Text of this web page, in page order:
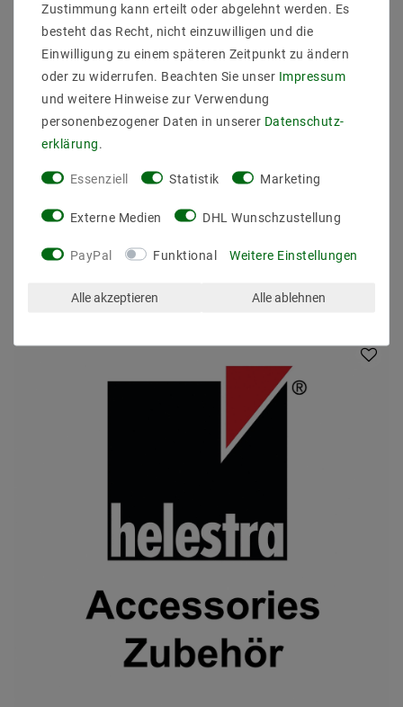
Einbaubreite_mm:
Einbauhoehe_tiefe_mm:
Einbaulaenge_mm:
Gewicht:(KG) 0,4
Leistung:
ZULETZT ANGESEHEN
Zustimmung kann erteilt oder abgelehnt werden. Es
besteht das Recht, nicht einzuwilligen und die
Einwilligung zu einem späteren Zeitpunkt zu ändern
oder zu widerrufen. Beachten Sie unser Impressum
und weitere Hinweise zur Verwendung
personenbezogener Daten in unserer Daten­schutz­
erklärung.
Essenziell Statistik Marketing
Externe Medien DHL Wunschzustellung
PayPal Funktional Weitere Einstellungen
Alle akzeptieren Alle ablehnen